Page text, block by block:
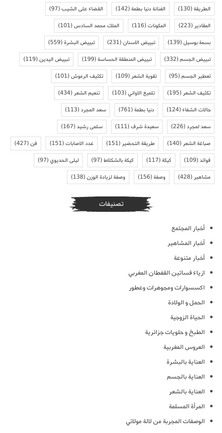
الطريقة(130) الفنانة دنيا بطمة(142) القضاء على الشيب(97)
المقادير (223) المكونات(116) الملك محمد السادس(101)
بسمة بوسيل(139) تبييض الاسنان(231) تبييض البشرة(559)
تبييض الجسم(332) تبييض المنطقة الحساسة(199) تبييض اليدين(119)
تعطير الجسم(95) تقوية الشعر (109) تكثيف الرموش(101)
تكثيف الشعر (195) تلميع الاواني(103) تنعيم الشعر (434)
حالات الشفاء(124) دنيا بطمة(761) سعد المجرد(113)
سعد لمجرد(226) سعيدة شرف(111) سلمى رشيد(167)
صباغة الشعر (140) طريقة التحضير (151) عدد الاصابات(151) فن(427)
فوائد(109) كيكة(117) كيكة بالشكلاط(97) ليلى الحديوي(97)
مشاهير (428) وصفة(156) وصفة لزيادة الوزن(138)
تصنيفات
أخبار المجتمع
أخبار المشاهير
أخبار متنوعة
ازياء فساتين القفطان المغربي
اكسسوارات ومجوهرات وعطور
الحمل و الولادة
الحياة الزوجية
الطبخ و حلويات جزائرية
العروس المغربية
العناية بالبشرة
العناية بالجسم
العناية بالشعر
المرأة المسلمة
الوصفات المجربة من لالة مولاتي